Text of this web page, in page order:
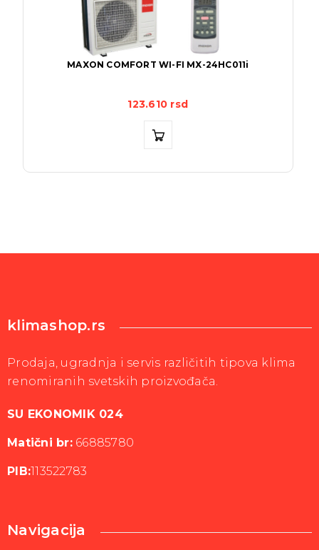
MAXON COMFORT WI-FI MX-24HC011i
123.610 rsd
klimashop.rs
Prodaja, ugradnja i servis različitih tipova klima
renomiranih svetskih proizvođača.
SU EKONOMIK 024
Matični br:66885780
PIB:113522783
Navigacija